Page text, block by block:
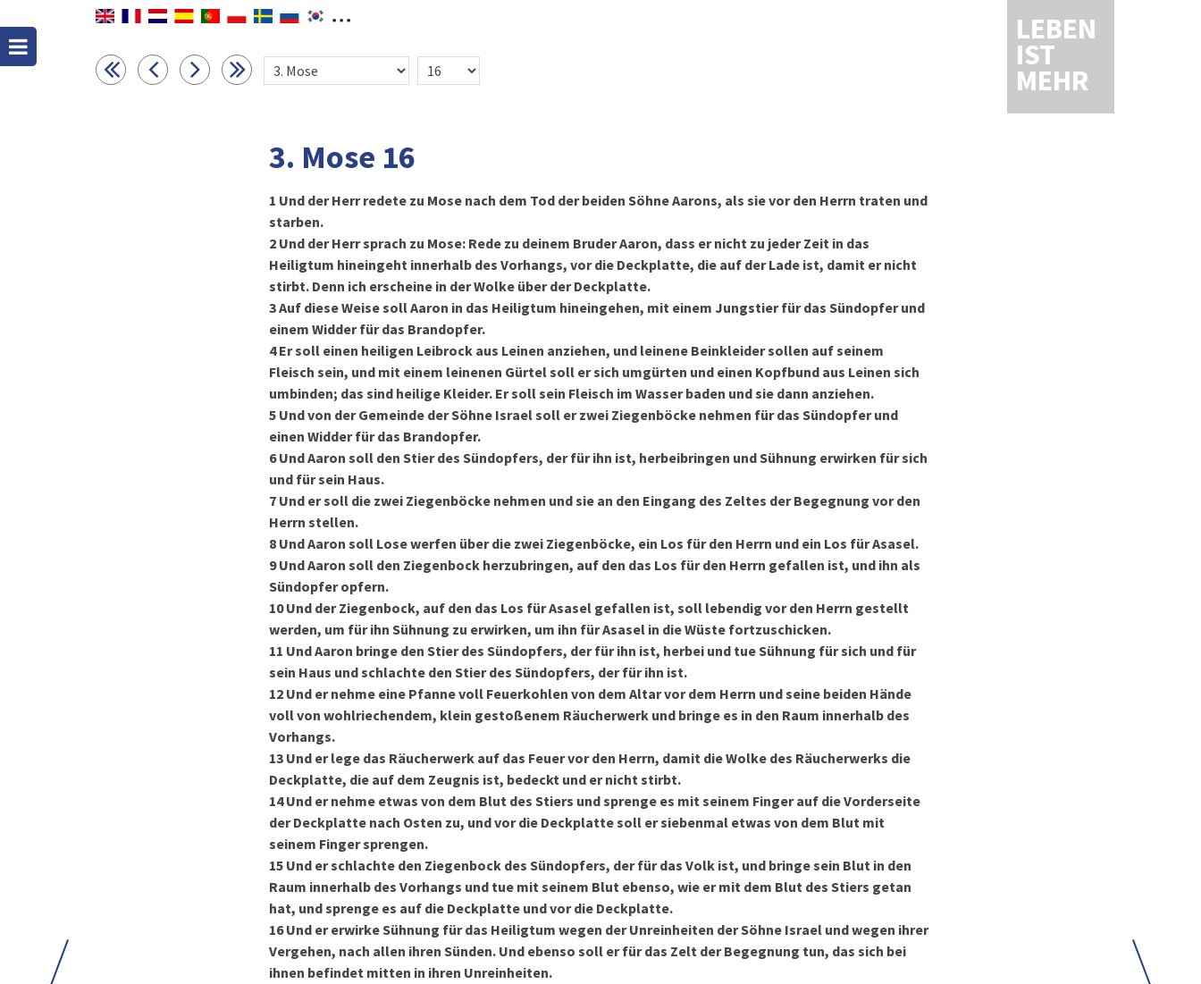
LEBEN
IST
MEHR
3. Mose 16
1 Und der Herr redete zu Mose nach dem Tod der beiden Söhne Aarons, als sie vor den Herrn traten und
starben.
2 Und der Herr sprach zu Mose: Rede zu deinem Bruder Aaron, dass er nicht zu jeder Zeit in das
Heiligtum hineingeht innerhalb des Vorhangs, vor die Deckplatte, die auf der Lade ist, damit er nicht
stirbt. Denn ich erscheine in der Wolke über der Deckplatte.
3Auf diese Weise soll Aaron in das Heiligtum hineingehen, mit einem Jungstier für das Sündopfer und
einem Widder für das Brandopfer.
4Er soll einen heiligen Leibrock aus Leinen anziehen, und leinene Beinkleider sollen auf seinem
Fleisch sein, und mit einem leinenen Gürtel soll er sich umgürten und einen Kopfbund aus Leinen sich
umbinden; das sind heilige Kleider. Er soll sein Fleisch im Wasser baden und sie dann anziehen.
5 Und von der Gemeinde der Söhne Israel soll er zwei Ziegenböcke nehmen für das Sündopfer und
einen Widder für das Brandopfer.
6Und Aaron soll den Stier des Sündopfers, der für ihn ist, herbeibringen und Sühnung erwirken für sich
und für sein Haus.
7 Und er soll die zwei Ziegenböcke nehmen und sie an den Eingang des Zeltes der Begegnung vor den
Herrn stellen.
8 Und Aaron soll Lose werfen über die zwei Ziegenböcke, ein Los für den Herrn und ein Los für Asasel.
9Und Aaron soll den Ziegenbock herzubringen, auf den das Los für den Herrn gefallen ist, und ihn als
Sündopfer opfern.
10Und der Ziegenbock, auf den das Los für Asasel gefallen ist, soll lebendig vor den Herrn gestellt
werden, um für ihn Sühnung zu erwirken, um ihn für Asasel in die Wüste fortzuschicken.
11 Und Aaron bringe den Stier des Sündopfers, der für ihn ist, herbei und tue Sühnung für sich und für
sein Haus und schlachte den Stier des Sündopfers, der für ihn ist.
12 Und er nehme eine Pfanne voll Feuerkohlen von dem Altar vor dem Herrn und seine beiden Hände
voll von wohlriechendem, klein gestoßenem Räucherwerk und bringe es in den Raum innerhalb des
Vorhangs.
13 Und er lege das Räucherwerk auf das Feuer vor den Herrn, damit die Wolke des Räucherwerks die
Deckplatte, die auf dem Zeugnis ist, bedeckt und er nicht stirbt.
14Und er nehme etwas von dem Blut des Stiers und sprenge es mit seinem Finger auf die Vorderseite
der Deckplatte nach Osten zu, und vor die Deckplatte soll er siebenmal etwas von dem Blut mit
seinem Finger sprengen.
15 Und er schlachte den Ziegenbock des Sündopfers, der für das Volk ist, und bringe sein Blut in den
Raum innerhalb des Vorhangs und tue mit seinem Blut ebenso, wie er mit dem Blut des Stiers getan
hat, und sprenge es auf die Deckplatte und vor die Deckplatte.
16Und er erwirke Sühnung für das Heiligtum wegen der Unreinheiten der Söhne Israel und wegen ihrer
Vergehen, nach allen ihren Sünden. Und ebenso soll er für das Zelt der Begegnung tun, das sich bei
ihnen befindet mitten in ihren Unreinheiten.